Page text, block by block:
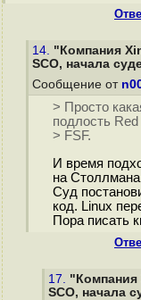
14. "Компания
SCO, начала
Сообщение от
> Просто
подлость
> FSF.
И время
на
Суд
код. Linux
Пора писать
17. "Компания
SCO, начала